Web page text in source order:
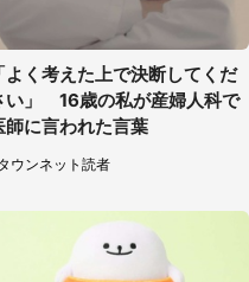
「よく考えた上で決断してくだ
い」 16歳の私が産婦人科で
師に言われた言葉
ウンネット読者